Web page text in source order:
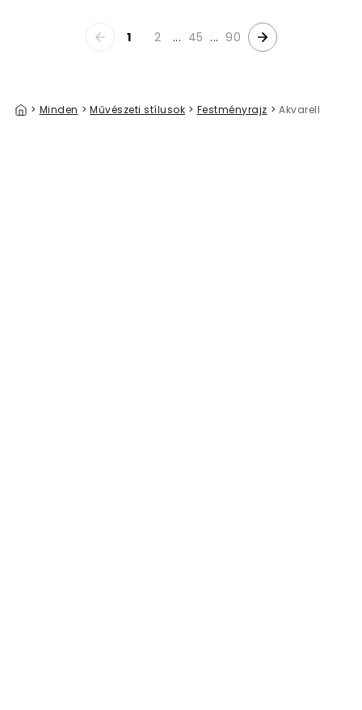
1 2 ... 45 ... 90
> Minden > Művészeti stílusok > Festményrajz > Akvarell